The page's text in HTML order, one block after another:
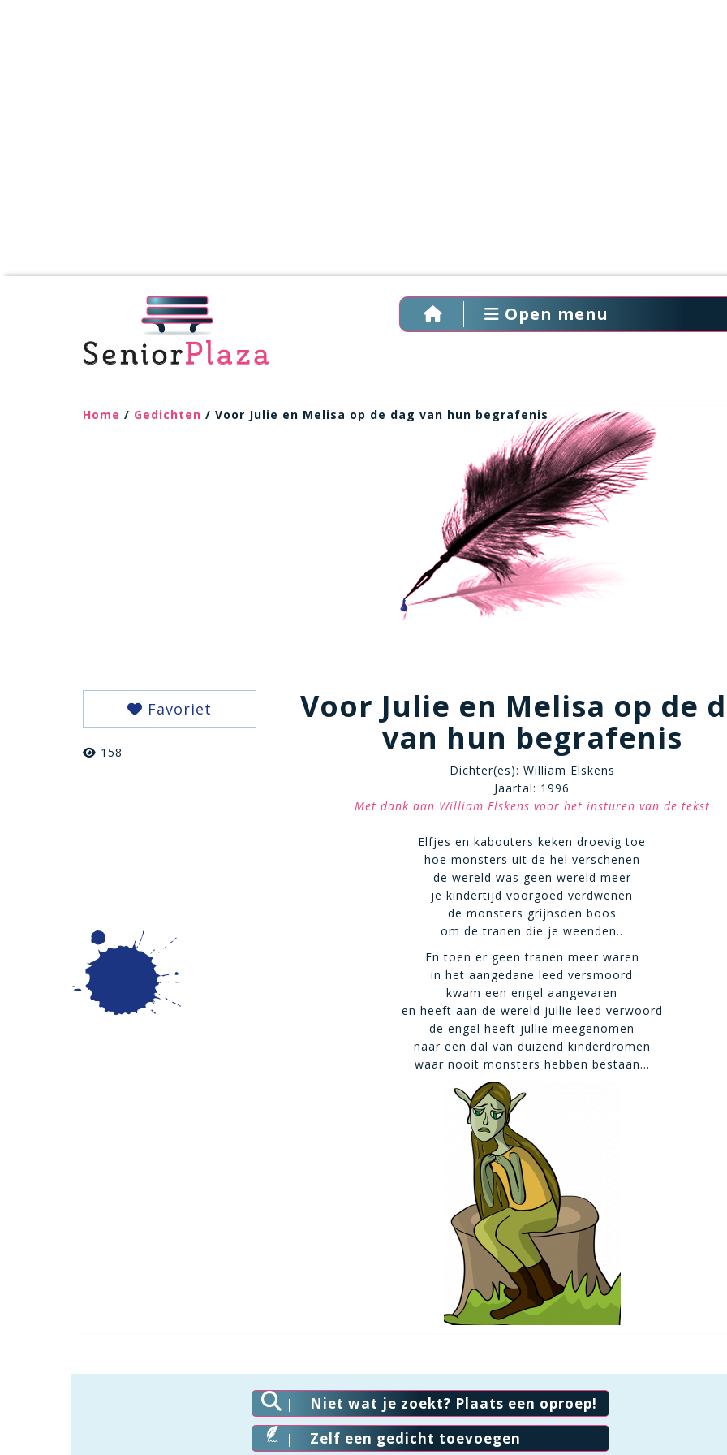
Open menu
Home / Gedichten / Voor Julie en Melisa op de dag van hun begrafenis
Favoriet
158
Voor Julie en Melisa op de
van hun begrafenis
Dichter(es): William Elskens
Jaartal: 1996
Met dank aan William Elskens voor het insturen van de tekst
Elfjes en kabouters keken droevig toe
hoe monsters uit de hel verschenen
de wereld was geen wereld meer
je kindertijd voorgoed verdwenen
de monsters grijnsden boos
om de tranen die je weenden..
En toen er geen tranen meer waren
in het aangedane leed versmoord
kwam een engel aangevaren
en heeft aan de wereld jullie leed verwoord
de engel heeft jullie meegenomen
naar een dal van duizend kinderdromen
waar nooit monsters hebben bestaan…
Niet wat je zoekt? Plaats een oproep!
Zelf een gedicht toevoegen